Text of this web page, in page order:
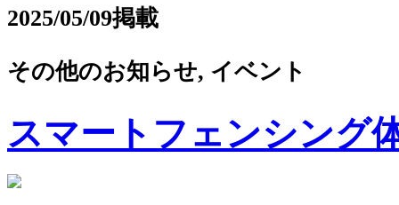
2025/05/09掲載
その他のお知らせ, イベント
スマートフェンシング